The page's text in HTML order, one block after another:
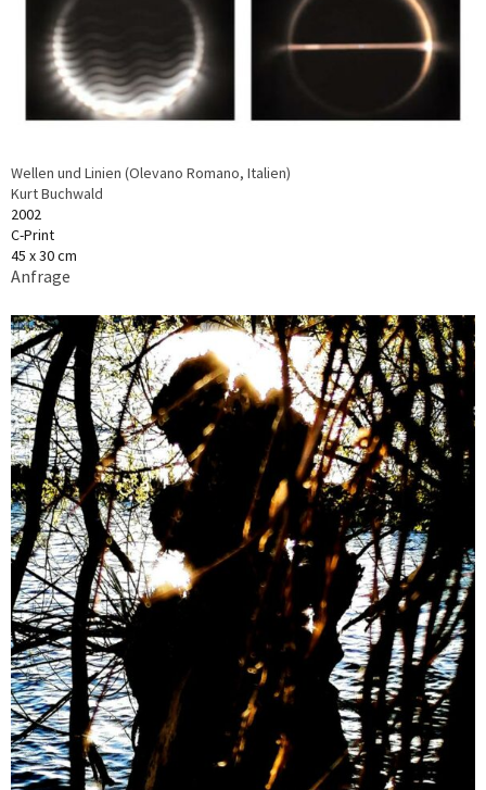
Wellen und Linien (Olevano Romano, Italien)
Kurt Buchwald
2002
C-Print
45 x 30 cm
Anfrage